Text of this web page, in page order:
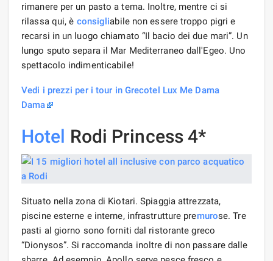
rimanere per un pasto a tema. Inoltre, mentre ci si
rilassa qui, è consigliabile non essere troppo pigri e
recarsi in un luogo chiamato “Il bacio dei due mari”. Un
lungo sputo separa il Mar Mediterraneo dall'Egeo. Uno
spettacolo indimenticabile!
Vedi i prezzi per i tour in Grecotel Lux Me Dama
Dama
Hotel Rodi Princess 4*
Situato nella zona di Kiotari. Spiaggia attrezzata,
piscine esterne e interne, infrastrutture premurose. Tre
pasti al giorno sono forniti dal ristorante greco
“Dionysos”. Si raccomanda inoltre di non passare dalle